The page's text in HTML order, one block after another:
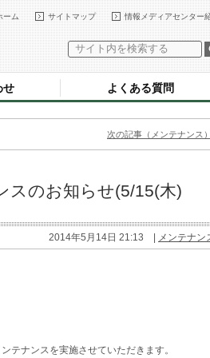
情報メディアセンター
サイトマップ
ーム
せ よくある質問
次の記事（メンテナンス）
スのお知らせ(5/15(木)
2014年5月14日 21:13 | メンテナン
テナンスを実施させていただきます。